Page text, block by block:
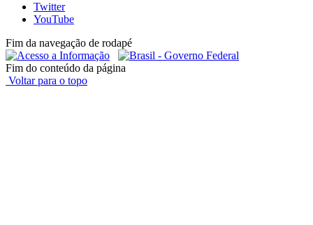
Twitter
YouTube
Fim da navegação de rodapé
Fim do conteúdo da página
Voltar para o topo